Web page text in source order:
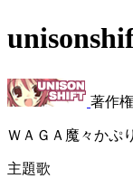
著作
ＷＡＧＡ魔々かぷ
主題歌